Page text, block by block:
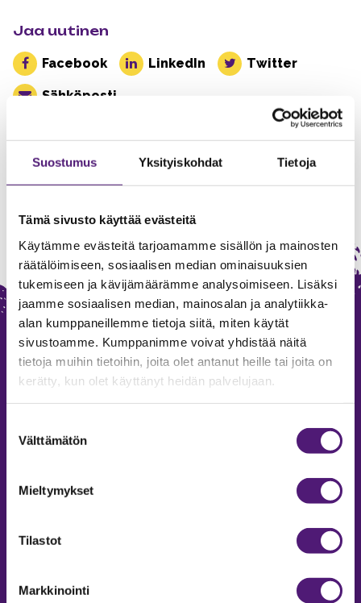
Suostumus Yksityiskohdat Tietoja
Tämä sivusto käyttää evästeitä
Käytämme evästeitä tarjoamamme sisällön ja mainosten
räätälöimiseen, sosiaalisen median ominaisuuksien
tukemiseen ja kävijämäärämme analysoimiseen. Lisäksi
jaamme sosiaalisen median, mainosalan ja analytiikka-
alan kumppaneillemme tietoja siitä, miten käytät
sivustoamme. Kumppanimme voivat yhdistää näitä
tietoja muihin tietoihin, joita olet antanut heille tai joita on
kerätty, kun olet käyttänyt heidän palvelujaan.
valinta
Välttämätön
Mieltymykset
Tilastot
Markkinointi
Jaa uutinen
Facebook LinkedIn Twitter
Sähköposti
Post navigation
Energiatehokkuussopimus 2026-2035
Rinnemestarin blogi